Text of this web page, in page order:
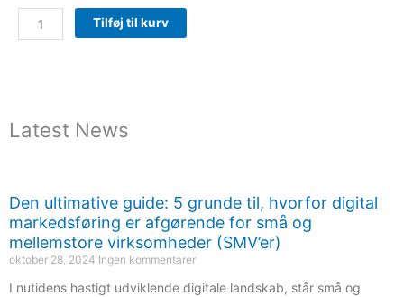
Material
Blockout
Tilføj til kurv
Latest News
Den ultimative guide: 5 grunde til, hvorfor digital
markedsføring er afgørende for små og
mellemstore virksomheder (SMV’er)
oktober 28, 2024 Ingen kommentarer
I nutidens hastigt udviklende digitale landskab, står små og